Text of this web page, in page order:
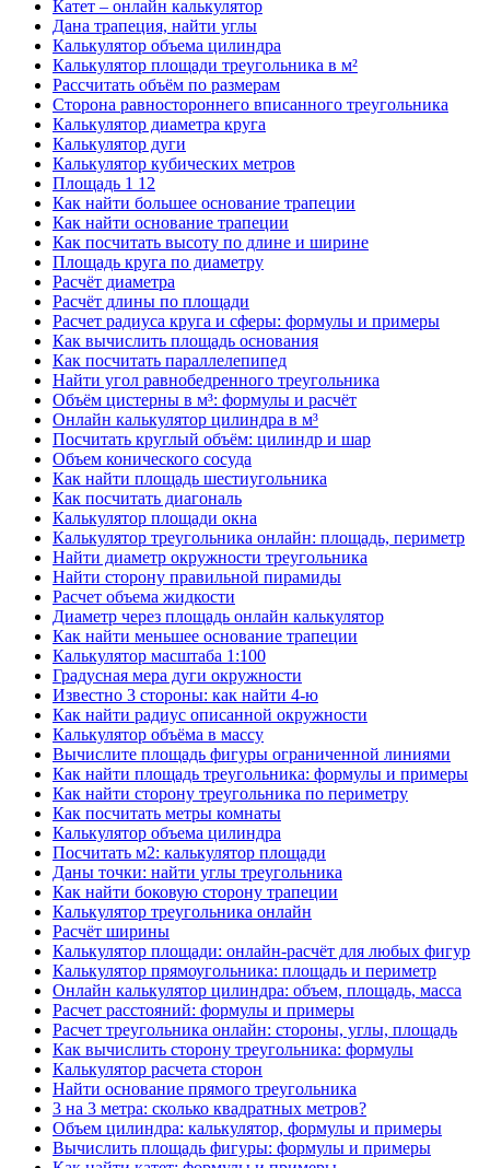
Катет – онлайн калькулятор
Дана трапеция, найти углы
Калькулятор объема цилиндра
Калькулятор площади треугольника в м²
Рассчитать объём по размерам
Сторона равностороннего вписанного треугольника
Калькулятор диаметра круга
Калькулятор дуги
Калькулятор кубических метров
Площадь 1 12
Как найти большее основание трапеции
Как найти основание трапеции
Как посчитать высоту по длине и ширине
Площадь круга по диаметру
Расчёт диаметра
Расчёт длины по площади
Расчет радиуса круга и сферы: формулы и примеры
Как вычислить площадь основания
Как посчитать параллелепипед
Найти угол равнобедренного треугольника
Объём цистерны в м³: формулы и расчёт
Онлайн калькулятор цилиндра в м³
Посчитать круглый объём: цилиндр и шар
Объем конического сосуда
Как найти площадь шестиугольника
Как посчитать диагональ
Калькулятор площади окна
Калькулятор треугольника онлайн: площадь, периметр
Найти диаметр окружности треугольника
Найти сторону правильной пирамиды
Расчет объема жидкости
Диаметр через площадь онлайн калькулятор
Как найти меньшее основание трапеции
Калькулятор масштаба 1:100
Градусная мера дуги окружности
Известно 3 стороны: как найти 4-ю
Как найти радиус описанной окружности
Калькулятор объёма в массу
Вычислите площадь фигуры ограниченной линиями
Как найти площадь треугольника: формулы и примеры
Как найти сторону треугольника по периметру
Как посчитать метры комнаты
Калькулятор объема цилиндра
Посчитать м2: калькулятор площади
Даны точки: найти углы треугольника
Как найти боковую сторону трапеции
Калькулятор треугольника онлайн
Расчёт ширины
Калькулятор площади: онлайн-расчёт для любых фигур
Калькулятор прямоугольника: площадь и периметр
Онлайн калькулятор цилиндра: объем, площадь, масса
Расчет расстояний: формулы и примеры
Расчет треугольника онлайн: стороны, углы, площадь
Как вычислить сторону треугольника: формулы
Калькулятор расчета сторон
Найти основание прямого треугольника
3 на 3 метра: сколько квадратных метров?
Объем цилиндра: калькулятор, формулы и примеры
Вычислить площадь фигуры: формулы и примеры